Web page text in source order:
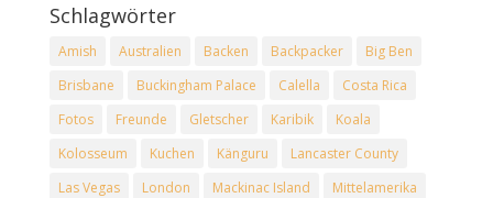
Schlagwörter
Amish Australien Backen Backpacker
Big Ben
Brisbane
Buckingham Palace Calella
Costa Rica
Fotos
Freunde Gletscher Karibik
Koala
Kolosseum
Kuchen Känguru
Lancaster County
Las Vegas
London Mackinac Island
Mittelamerika